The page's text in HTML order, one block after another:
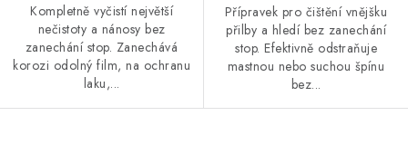
Kompletně vyčistí největší
nečistoty a nánosy bez
zanechání stop. Zanechává
korozi odolný film, na ochranu
laku,...
Přípravek pro čištění vnějšku
přilby a hledí bez zanechání
stop. Efektivně odstraňuje
mastnou nebo suchou špínu
bez...